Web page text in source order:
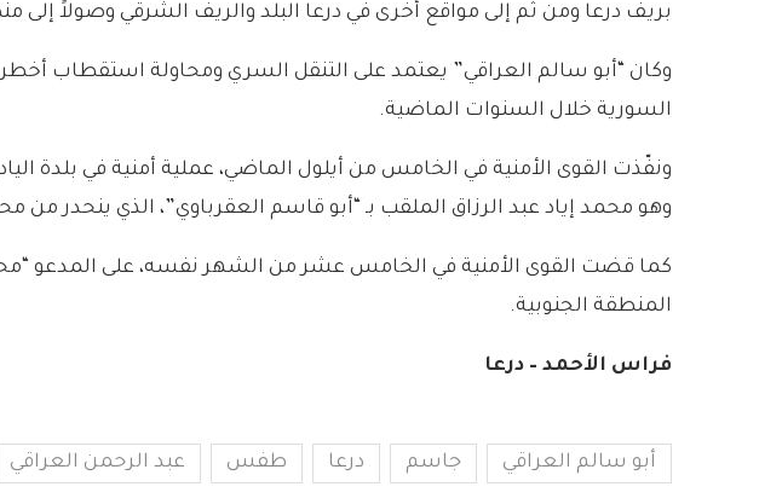
بريف درعا ومن ثم إلى مواقع أخرى في درعا البلد والريف الشرقي وصولاً
وكان “أبو سالم العراقي” يعتمد على التنقل السري ومحاولة استقطاب
السورية خلال السنوات الماضية.
ونفّذت القوى الأمنية في الخامس من أيلول الماضي، عملية أمنية في بلدة
وهو محمد إياد عبد الرزاق الملقب بـ “أبو قاسم العقرباوي”، الذي ينحدر من
كما قضت القوى الأمنية في الخامس عشر من الشهر نفسه، على المدعو
المنطقة الجنوبية.
فراس الأحمد – درعا
أبو سالم العراقي جاسم درعا طفس عبد الرحمن العراقي